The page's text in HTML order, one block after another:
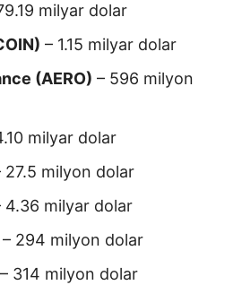
milyar dolar
– 1.15 milyar dolar
(AERO) – 596 milyon
milyar dolar
27.5 milyon dolar
4.36 milyar dolar
– 294 milyon dolar
– 314 milyon dolar